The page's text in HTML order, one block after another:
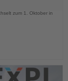
zum 1. Oktober in